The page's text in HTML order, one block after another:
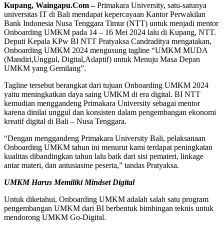
Kupang, Waingapu.Com –Primakara University, satu-satunya
universitas IT di Bali mendapat kepercayaan Kantor Perwakilan
Bank Indonesia Nusa Tenggara Timur (NTT) untuk menjadi mentor
Onboarding UMKM pada 14 – 16 Mei 2024 lalu di Kupang, NTT.
Deputi Kepala KPw BI NTT Pratyaksa Candraditya mengatakan,
Onboarding UMKM 2024 mengusung tagline “UMKM MUDA
(Mandiri,Unggul, Digital,Adaptif) untuk Menuju Masa Depan
UMKM yang Gemilang”.
Tagline tersebut berangkat dari tujuan Onboarding UMKM 2024
yaitu meningkatkan daya saing UMKM di era digital. BI NTT
kemudian menggandeng Primakara University sebagai mentor
karena dinilai unggul dan konsisten dalam pengembangan ekonomi
kreatif digital di Bali – Nusa Tenggara.
“Dengan menggandeng Primakara University Bali, pelaksanaan
Onboarding UMKM tahun ini menurut kami terdapat peningkatan
kualitas dibandingkan tahun lalu baik dari sisi pemateri, linkage
antar materi, dan antusiasme peserta,” tandas Pratyaksa.
UMKM Harus Memiliki Mindset Digital
Untuk diketahui, Onboarding UMKM adalah salah satu program
pengembangan UMKM dari BI berbentuk bimbingan teknis untuk
mendorong UMKM Go-Digital.